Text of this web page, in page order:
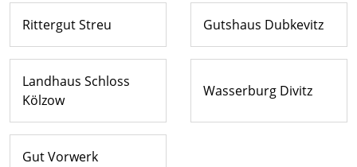
Rittergut Streu Gutshaus Dubkevitz
Landhaus Schloss
Kölzow
Wasserburg Divitz
Gut Vorwerk